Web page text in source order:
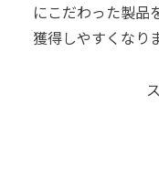
にこだわった製品
獲得しやすくなり